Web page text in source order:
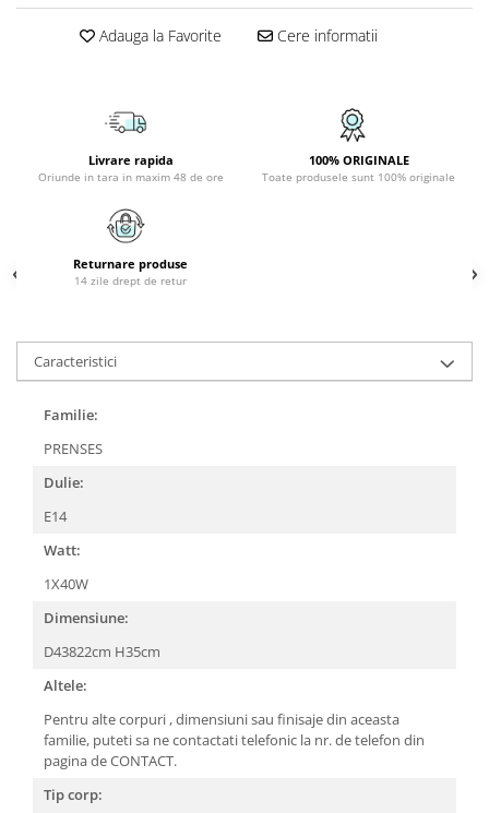
SPOTURI APLICATE
LAMPI BAIE
VEIOZA VINTAGE
Adauga la Favorite Cere informatii
Livrare rapida
Oriunde in tara in maxim 48 de ore
100% ORIGINALE
Toate produsele sunt 100% originale
Returnare produse
14 zile drept de retur
Caracteristici
Familie:
PRENSES
Dulie:
E14
Watt:
1X40W
Dimensiune:
D43822cm H35cm
Altele:
Pentru alte corpuri , dimensiuni sau finisaje din aceasta
familie, puteti sa ne contactati telefonic la nr. de telefon din
pagina de CONTACT.
Tip corp: